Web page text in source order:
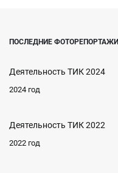
ПОСЛЕДНИЕ ФОТОРЕПОРТАЖИ
Деятельность ТИК 2024
2024 год
Деятельность ТИК 2022
2022 год